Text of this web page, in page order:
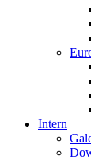
Intern